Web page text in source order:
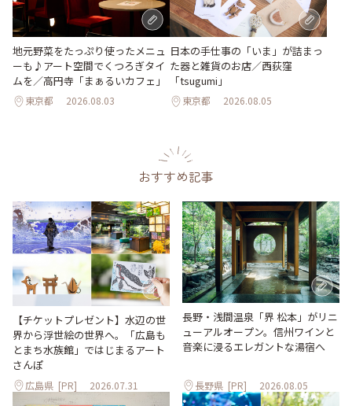
地元野菜をたっぷり使ったメニュ
ーも♪アート空間でくつろぎタイ
ムを／高円寺「まぁるいカフェ」
東京都 2026.08.03
日本の手仕事の「いま」が詰まっ
た器と雑貨のお店／西荻窪
「tsugumi」
東京都 2026.08.05
おすすめ記事
【チケットプレゼント】水辺の世
界から浮世絵の世界へ。「広島も
とまち水族館」ではじまるアート
さんぽ
広島県 [PR] 2026.07.31
長野・浅間温泉「界 松本」がリニ
ューアルオープン。信州ワインと
音楽に浸るエレガントな湯宿へ
長野県 [PR] 2026.08.05